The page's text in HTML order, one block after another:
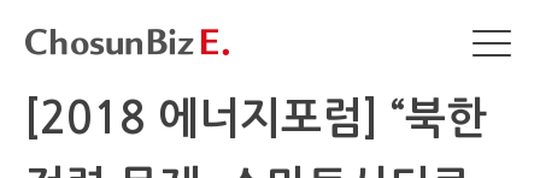
[2018 에너지포럼] “북한